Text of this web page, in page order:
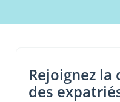
Rejoignez
des